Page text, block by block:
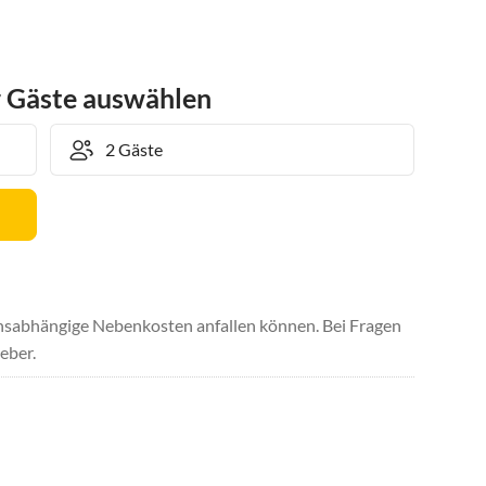
auswählen
Nebenkosten anfallen können. Bei Fragen